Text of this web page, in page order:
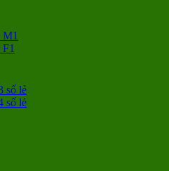
M1
số lẻ
số lẻ